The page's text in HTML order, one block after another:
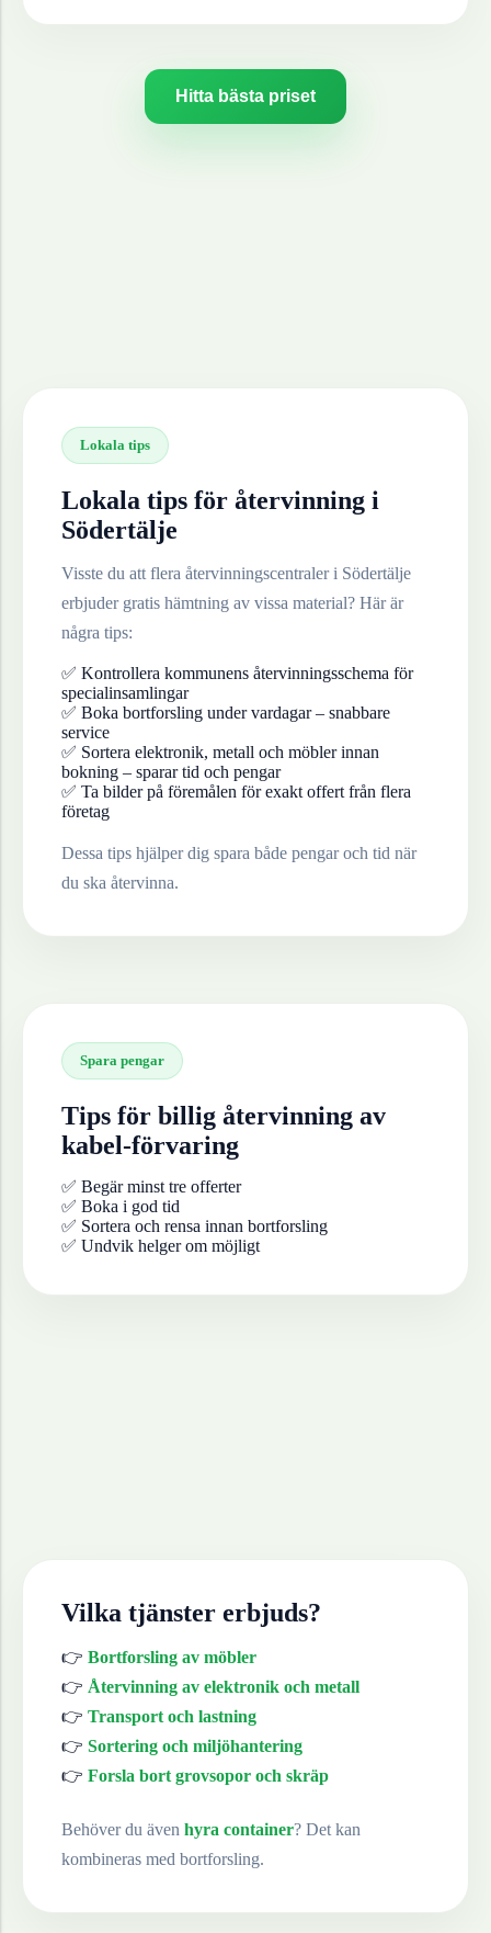
Hitta bästa priset
Lokala tips
Lokala tips för återvinning i
Södertälje
Visste du att flera återvinningscentraler i Södertälje
erbjuder gratis hämtning av vissa material? Här är
några tips:
✅ Kontrollera kommunens återvinningsschema för
specialinsamlingar
✅ Boka bortforsling under vardagar – snabbare
service
✅ Sortera elektronik, metall och möbler innan
bokning – sparar tid och pengar
✅ Ta bilder på föremålen för exakt offert från flera
företag
Dessa tips hjälper dig spara både pengar och tid när
du ska återvinna.
Spara pengar
Tips för billig återvinning av
kabel-förvaring
✅ Begär minst tre offerter
✅ Boka i god tid
✅ Sortera och rensa innan bortforsling
✅ Undvik helger om möjligt
Vilka tjänster erbjuds?
👉 Bortforsling av möbler
👉 Återvinning av elektronik och metall
👉 Transport och lastning
👉 Sortering och miljöhantering
👉 Forsla bort grovsopor och skräp
Behöver du även hyra container? Det kan
kombineras med bortforsling.